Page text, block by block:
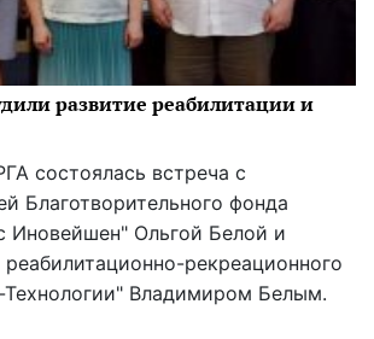
развитие реабилитации и
состоялась встреча с
Благотворительного фонда
Иновейшен" Ольгой Белой и
рекреационного
Технологии" Владимиром Белым.